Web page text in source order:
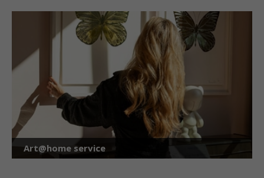
Art@home service